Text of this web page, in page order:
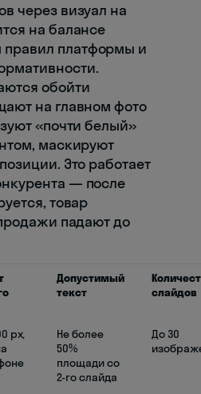
через визуал на
на балансе
платформы и
обойти
на главном фото
«почти белый»
маскируют
Это работает
— после
товар
падают до
Допустимый
текст
слайдов
px,
Не более
50%
площади со
2-го слайда
До 30